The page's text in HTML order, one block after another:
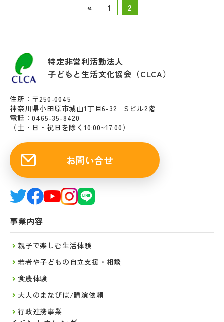
« 1 2
特定非営利活動法人
子どもと生活文化協会（CLCA）
住所：〒250-0045
神奈川県小田原市城山1丁目6-32 Sビル2階
電話：0465-35-8420
（土・日・祝日を除く10:00~17:00）
お問い合せ
事業内容
親子で楽しむ生活体験
若者や子どもの自立支援・相談
食農体験
大人のまなびば/講演依頼
行政連携事業